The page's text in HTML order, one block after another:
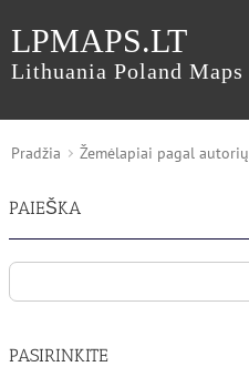
LPMAPS.LT
Lithuania Poland Maps
Pradžia Žemėlapiai pagal autorių
PAIEŠKA
PASIRINKITE